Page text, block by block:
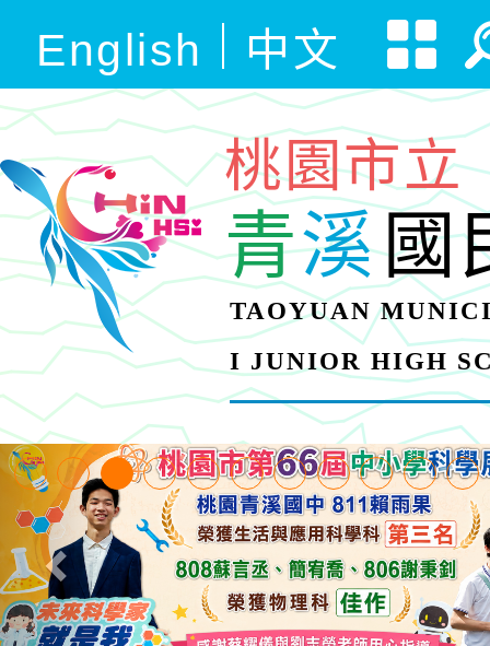
English 中文
桃園市立
青溪國
TAOYUAN
I JUNIOR HIGH
【甄選結果(第4招)】